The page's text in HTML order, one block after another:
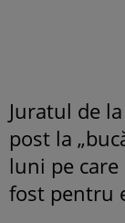
Juratul de
post la
luni pe care
fost pentru